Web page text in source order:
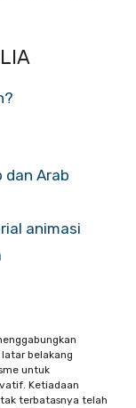
dan Arab
animasi
belakang
untuk
Ketiadaan
terbatasnya telah